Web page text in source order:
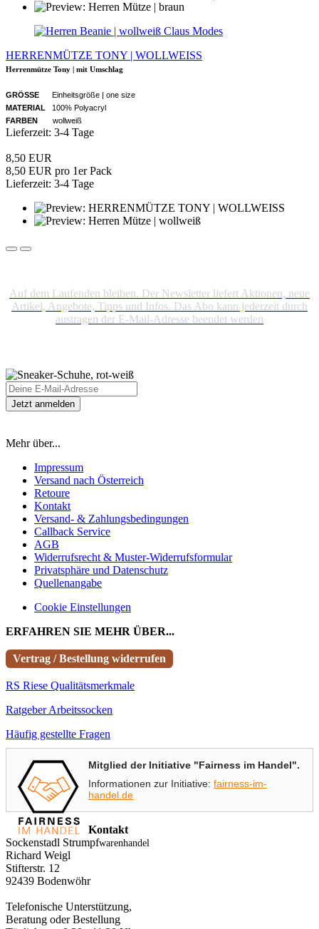
Claus Modes
HERRENMÜTZE TONY | WOLLWEISS
Herrenmütze Tony | mit Umschlag
GRÖSSE Einheitsgröße | one size
MATERIAL 100% Polyacryl
FARBEN
wollweiß
Lieferzeit: 3-4 Tage
8,50 EUR
8,50 EUR pro 1er Pack
Lieferzeit: 3-4 Tage
Auf dem Laufenden bleiben. Der Newsletter liefert Aktionen, neue
Artikel, Angebote, Tipps und Infos. Das Abo kann jederzeit durch
austragen der E-Mail-Adresse beendet werden
Mehr über...
Impressum
Versand nach Österreich
Retoure
Kontakt
Versand- & Zahlungsbedingungen
Callback Service
AGB
Widerrufsrecht & Muster-Widerrufsformular
Privatsphäre und Datenschutz
Quellenangabe
Cookie Einstellungen
ERFAHREN SIE MEHR ÜBER...
Vertrag / Bestellung widerrufen
RS Riese Qualitätsmerkmale
Ratgeber Arbeitssocken
Häufig gestellte Fragen
Mitglied der Initiative "Fairness im Handel".
Informationen zur Initiative: fairness-im-
handel.de
Kontakt
Sockenstadl Strumpfwarenhandel
Richard Weigl
Stifterstr. 12
92439 Bodenwöhr
Telefonische Unterstützung,
Beratung oder Bestellung